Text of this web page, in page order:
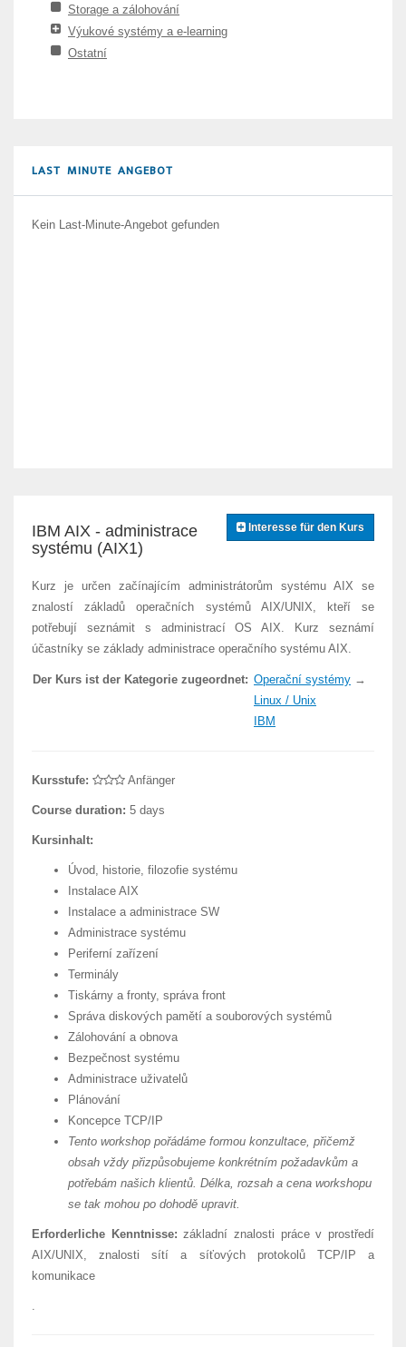
Storage a zálohování
Výukové systémy a e-learning
Ostatní
LAST MINUTE ANGEBOT
Kein Last-Minute-Angebot gefunden
Interesse für den Kurs
IBM AIX - administrace
systému (AIX1)
Kurz je určen začínajícím administrátorům systému AIX se
znalostí základů operačních systémů AIX/UNIX, kteří se
potřebují seznámit s administrací OS AIX. Kurz seznámí
účastníky se základy administrace operačního systému AIX.
Der Kurs ist der Kategorie zugeordnet: Operační systémy →
Linux / Unix
IBM
Kursstufe: Anfänger
Course duration: 5 days
Kursinhalt:
Úvod, historie, filozofie systému
Instalace AIX
Instalace a administrace SW
Administrace systému
Periferní zařízení
Terminály
Tiskárny a fronty, správa front
Správa diskových pamětí a souborových systémů
Zálohování a obnova
Bezpečnost systému
Administrace uživatelů
Plánování
Koncepce TCP/IP
Tento workshop pořádáme formou konzultace, přičemž
obsah vždy přizpůsobujeme konkrétním požadavkům a
potřebám našich klientů. Délka, rozsah a cena workshopu
se tak mohou po dohodě upravit.
Erforderliche Kenntnisse: základní znalosti práce v prostředí
AIX/UNIX, znalosti sítí a síťových protokolů TCP/IP a
komunikace
.